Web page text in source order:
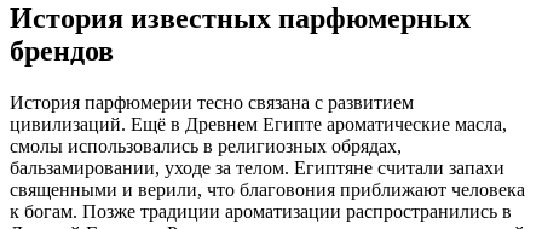
История известных парфюмерных
брендов
История парфюмерии тесно связана с развитием
цивилизаций. Ещё в Древнем Египте ароматические масла,
смолы использовались в религиозных обрядах,
бальзамировании, уходе за телом. Египтяне считали запахи
священными и верили, что благовония приближают человека
к богам. Позже традиции ароматизации распространились в